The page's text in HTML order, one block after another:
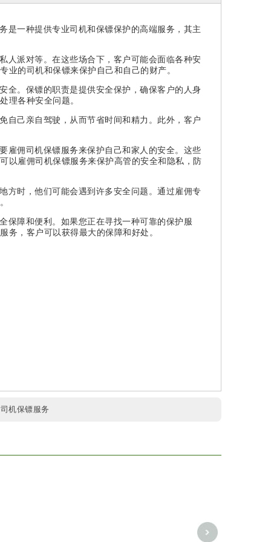
是一种提供专业司机和保镖保护的高端服务，其主
人派对等。在这些场合下，客户可能会面临各种安
业的司机和保镖来保护自己和自己的财产。
全。保镖的职责是提供安全保护，确保客户的人身
理各种安全问题。
自己亲自驾驶，从而节省时间和精力。此外，客户
雇佣司机保镖服务来保护自己和家人的安全。这些
以雇佣司机保镖服务来保护高管的安全和隐私，防
方时，他们可能会遇到许多安全问题。通过雇佣专
保障和便利。如果您正在寻找一种可靠的保护服
务，客户可以获得最大的保障和好处。
司机保镖服务